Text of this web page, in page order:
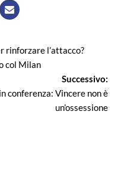
rinforzare l’attacco?
col Milan
Successivo:
conferenza: Vincere non è
un’ossessione